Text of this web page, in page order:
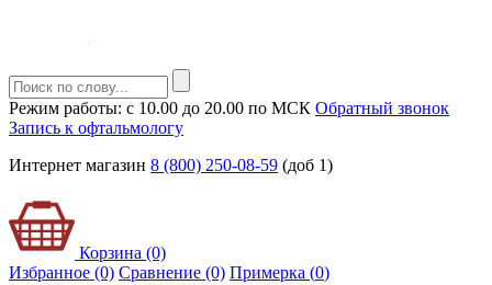
Режим работы: с 10.00 до 20.00 по МСК Обратный звонок
Запись к офтальмологу
Интернет магазин 8 (800) 250-08-59 (доб 1)
Корзина (0)
Избранное (0) Сравнение (0) Примерка (0)